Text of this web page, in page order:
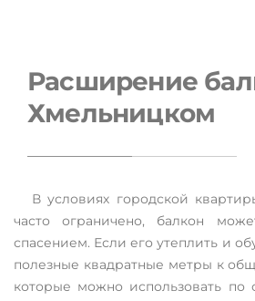
Окна можно вынести за пределы
расстояние от 0,1 до 1
производится только в фасадной
включая его боковые
Расширение
Хмельницком
В условиях городской
часто ограничено, балкон
спасением. Если его утеплить и
полезные квадратные метры к
которые можно использовать по